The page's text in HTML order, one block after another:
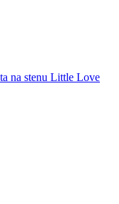
na stenu Little Love